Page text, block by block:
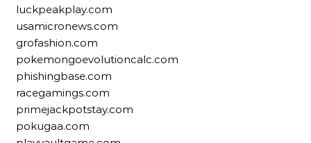
luckpeakplay.com
usamicronews.com
grofashion.com
pokemongoevolutioncalc.com
phishingbase.com
racegamings.com
primejackpotstay.com
pokugaa.com